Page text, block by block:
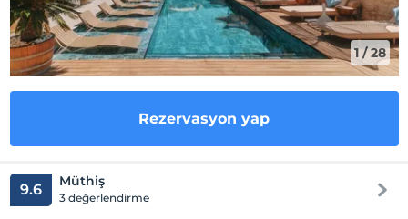
1/28
Rezervasyon yap
9.6 Müthiş
3 değerlendirme